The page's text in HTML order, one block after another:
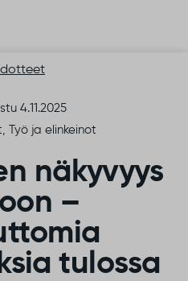
4.11.2025
Työ ja elinkeinot
näkyvyys
–
tulossa